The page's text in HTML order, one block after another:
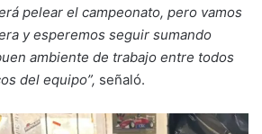
pelear el campeonato, pero vamos
y esperemos seguir sumando
ambiente de trabajo entre todos
del equipo”, señaló.